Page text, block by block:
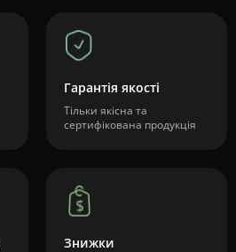
Гарантія якості
Тільки якісна та
сертифікована продукція
Знижки